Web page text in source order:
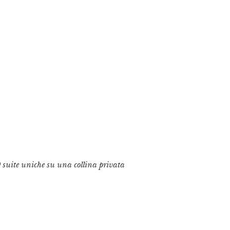
suite uniche su una collina privata